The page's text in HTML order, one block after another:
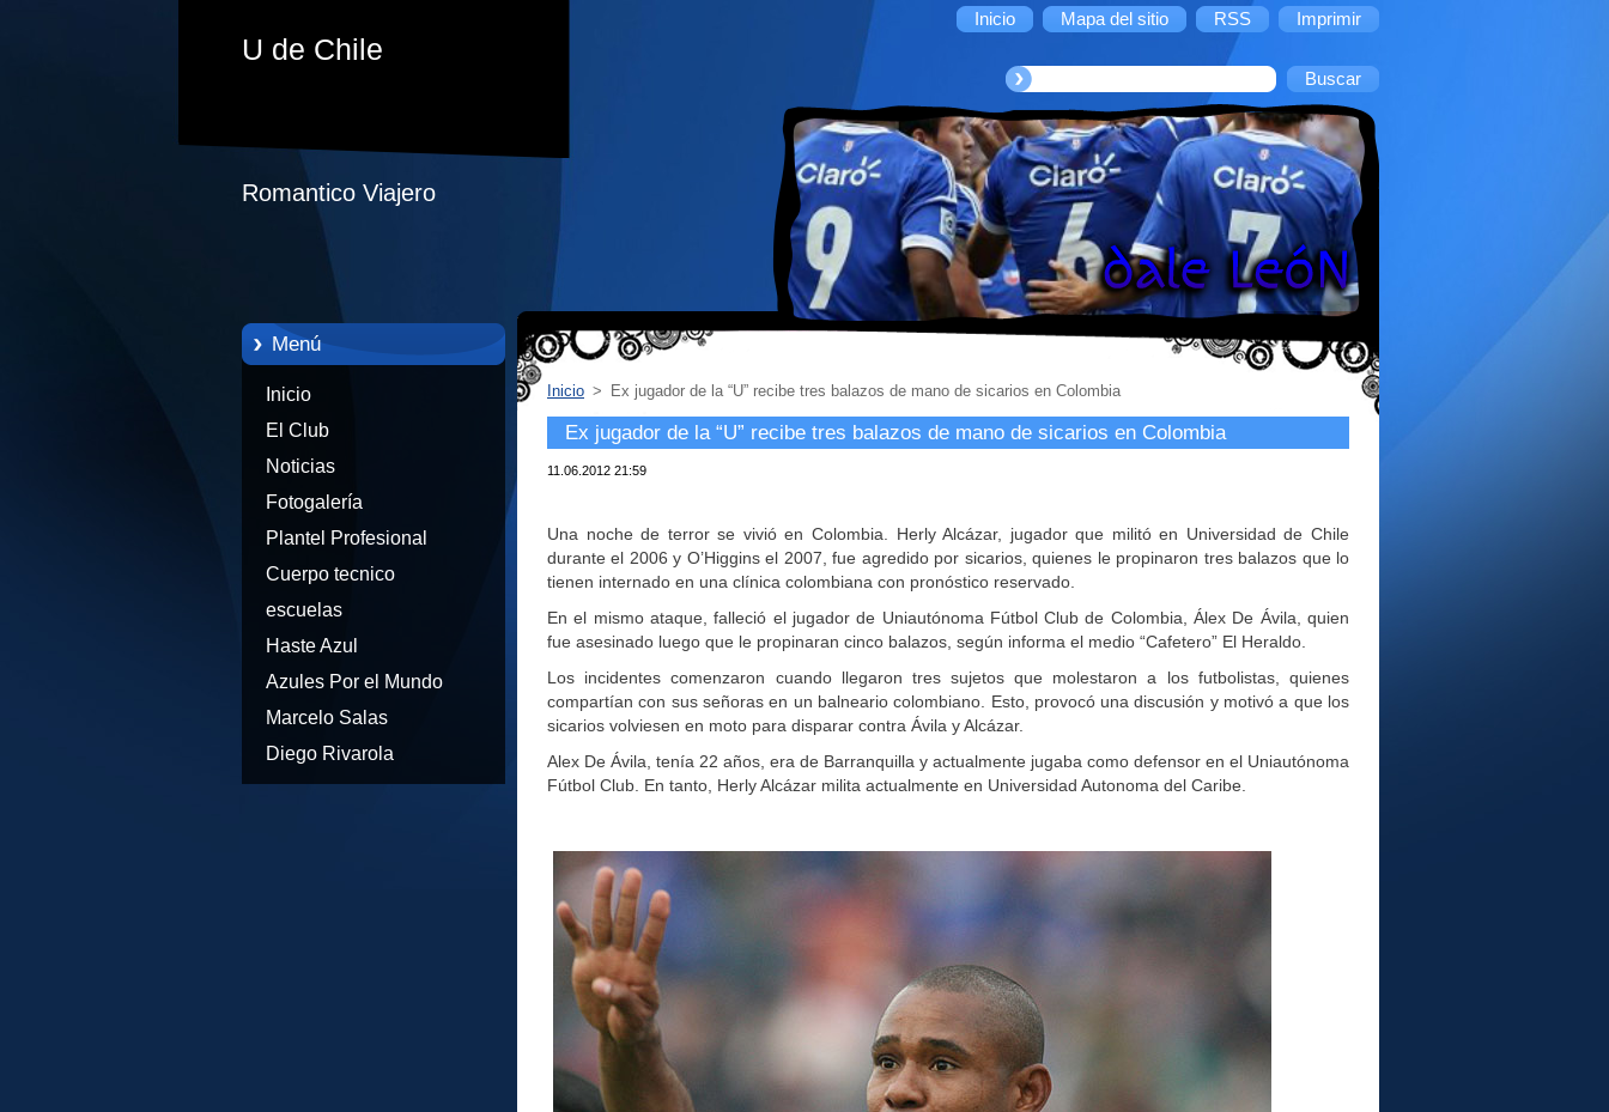
Inicio Mapa del sitio RSS Imprimir
U de Chile
Romantico Viajero
Menú
Inicio
El Club
Noticias
Fotogalería
Plantel Profesional
Cuerpo tecnico
escuelas
Haste Azul
Azules Por el Mundo
Marcelo Salas
Diego Rivarola
Inicio > Ex jugador de la “U” recibe tres balazos de mano de sicarios en Colombia
Ex jugador de la “U” recibe tres balazos de mano de sicarios en Colombia
11.06.2012 21:59
Una noche de terror se vivió en Colombia. Herly Alcázar, jugador que militó en Universidad de Chile
durante el 2006 y O’Higgins el 2007, fue agredido por sicarios, quienes le propinaron tres balazos que lo
tienen internado en una clínica colombiana con pronóstico reservado.
En el mismo ataque, falleció el jugador de Uniautónoma Fútbol Club de Colombia, Álex De Ávila, quien
fue asesinado luego que le propinaran cinco balazos, según informa el medio “Cafetero” El Heraldo.
Los incidentes comenzaron cuando llegaron tres sujetos que molestaron a los futbolistas, quienes
compartían con sus señoras en un balneario colombiano. Esto, provocó una discusión y motivó a que los
sicarios volviesen en moto para disparar contra Ávila y Alcázar.
Alex De Ávila, tenía 22 años, era de Barranquilla y actualmente jugaba como defensor en el Uniautónoma
Fútbol Club. En tanto, Herly Alcázar milita actualmente en Universidad Autonoma del Caribe.